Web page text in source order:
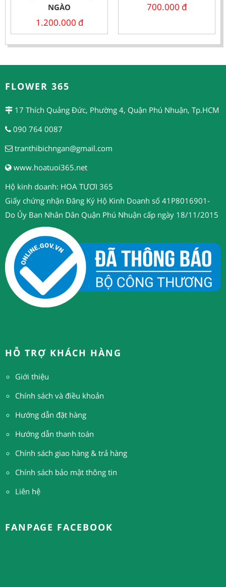
NGÀO
1.200.000 đ
700.000 đ
FLOWER 365
17 Thích Quảng Đức, Phường 4, Quận Phú Nhuận, Tp.HCM
090 764 0087
tranthibichngan@gmail.com
www.hoatuoi365.net
Hộ kinh doanh: HOA TƯƠI 365
Giấy chứng nhận Đăng Ký Hộ Kinh Doanh số 41P8016901-
Do Ủy Ban Nhân Dân Quận Phú Nhuận cấp ngày 18/11/2015
HỖ TRỢ KHÁCH HÀNG
Giới thiệu
Chính sách và điều khoản
Hướng dẫn đặt hàng
Hướng dẫn thanh toán
Chính sách giao hàng & trả hàng
Chính sách bảo mật thông tin
Liên hệ
FANPAGE FACEBOOK